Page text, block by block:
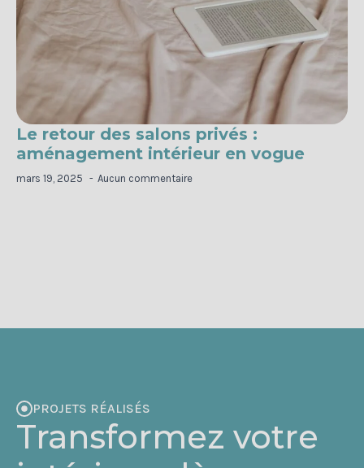
Le retour des salons privés :
aménagement intérieur en vogue
mars 19, 2025 Aucun commentaire
PROJETS RÉALISÉS
Transformez votre